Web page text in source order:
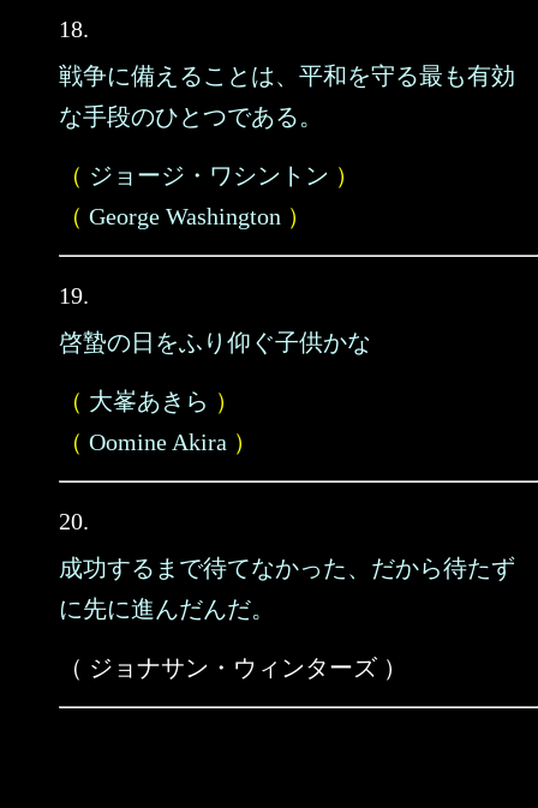
18.
戦争に備えることは、平和を守る最も有効
な手段のひとつである。
（ ジョージ・ワシントン ）
（ George Washington ）
19.
啓蟄の日をふり仰ぐ子供かな
（ 大峯あきら ）
（ Oomine Akira ）
20.
成功するまで待てなかった、だから待たず
に先に進んだんだ。
（ ジョナサン・ウィンターズ ）